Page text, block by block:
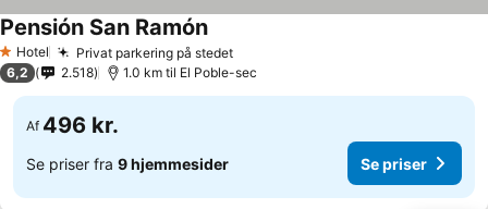
1 Stjerner
Hotel Privat parkering på stedet
Pensión San Ramón
6,2 2.518 1.0 km til El Poble-sec
Af 496 kr.
Se priser fra 9 hjemmesider Se priser